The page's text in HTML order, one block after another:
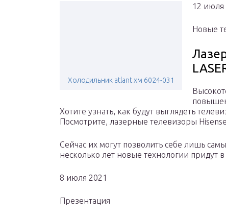
Холодильник atlant хм 6024-031
12 июля
Новые
Хотите узнать, как будут выглядеть
Посмотрите, лазерные телевизоры
Сейчас их могут позволить себе лишь
несколько лет новые технологии придут
8 июля 2021
Презентация